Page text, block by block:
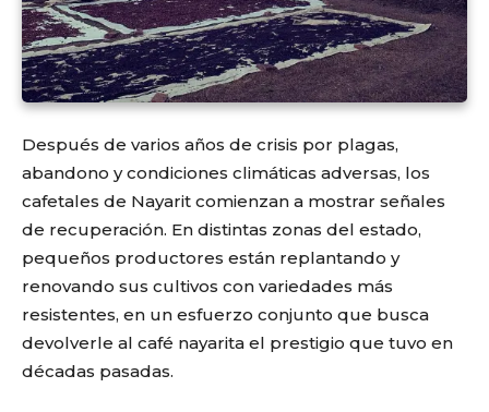
Después de varios años de crisis por plagas,
abandono y condiciones climáticas adversas, los
cafetales de Nayarit comienzan a mostrar señales
de recuperación. En distintas zonas del estado,
pequeños productores están replantando y
renovando sus cultivos con variedades más
resistentes, en un esfuerzo conjunto que busca
devolverle al café nayarita el prestigio que tuvo en
décadas pasadas.